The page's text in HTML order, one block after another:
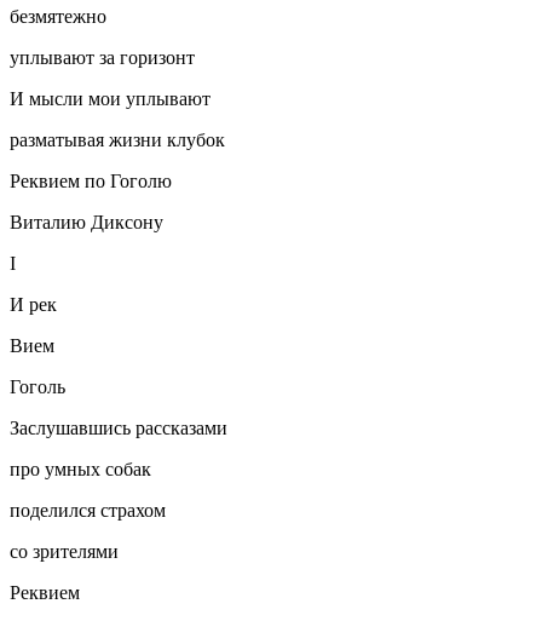
безмятежно
уплывают за горизонт
И мысли мои уплывают
разматывая жизни клубок
Реквием по Гоголю
Виталию Диксону
I
И рек
Вием
Гоголь
Заслушавшись рассказами
про умных собак
поделился страхом
со зрителями
Реквием